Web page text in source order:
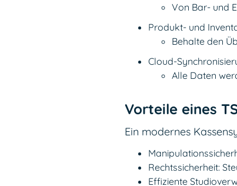
Von Bar- und
Produkt- und
Behalte den
Cloud-
Alle Daten
Vorteile eines
Ein modernes
Rechtssicherheit:
Effiziente